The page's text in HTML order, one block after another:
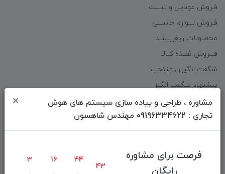
مشاوره ، طراحی و پیاده سازی سیستم های هوش
تجاری : 09196334622 مهندس شاهسون
×
فرصت برای مشاوره
رایگان
3 16 44
42
فـروش موبایـل و تبــلت
فـروش لـــوازم جانبـــی
محصـولات ریفربیشـد
فـــروش عُمـده کــالا
شگفت انگیزان منتخب
پیشنهـاد شگفت انگیز
دانلود اپلیکیشن فروشگاه
دسترسی سریع
صفحه ابتدایی سایت
راهنمای ثبت سفارش